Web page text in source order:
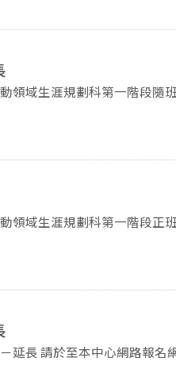
修網查詢），並E-mail通知
高級中等以下學校及幼兒園任
在職教師。 於高級中等以下學校及幼
規定資格之該科外籍之族語
期為三個月以上之在職代理
三個月以上，並符合就業服
為車牌掃描辨識，擬
申請停車登記，之後
生涯規劃科第一階段隨班附讀
錄，逾時不予受理。敬請
） 報名截止後將E-mail通知報名
ATM或網路ATM進行報名費
為車牌掃描辨識，擬
申請停車登記，之後
涯規劃科第一階段正班報名－延
，逾時不予受理。敬請於
名截止後將E-mail通知報名學
或網路ATM進行報名費、
為車牌掃描辨識，擬
申請停車登記，之後
：報名頁面